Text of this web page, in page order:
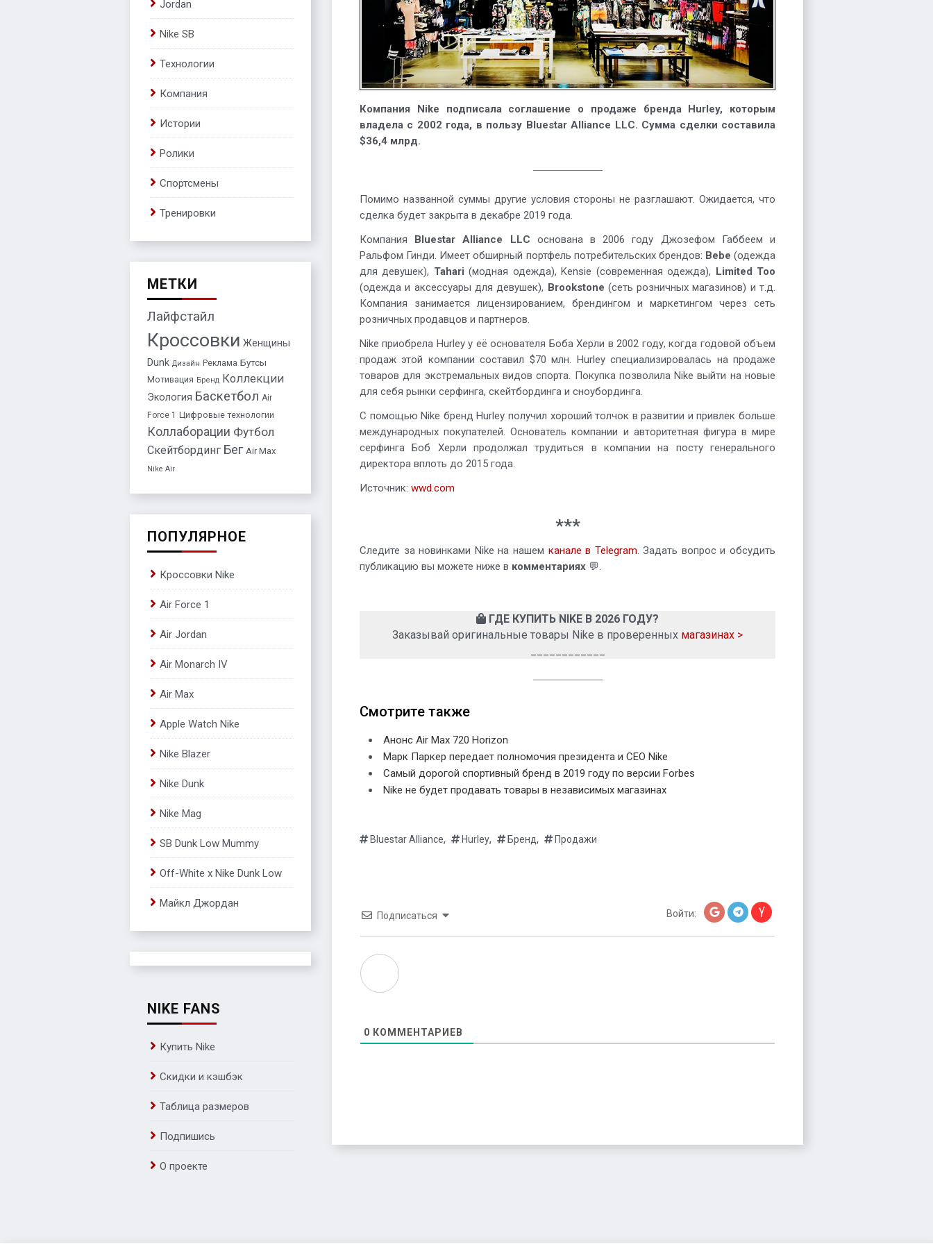
Компания Nike подписала соглашение о продаже бренда Hurley, которым
владела с 2002 года, в пользу Bluestar Alliance LLC. Сумма сделки составила
$36,4 млрд.
Помимо названной суммы другие условия стороны не разглашают. Ожидается, что
сделка будет закрыта в декабре 2019 года.
Компания Bluestar Alliance LLC основана в 2006 году Джозефом Габбеем и
Ральфом Гинди. Имеет обширный портфель потребительских брендов: Bebe (одежда
для девушек), Tahari (модная одежда), Kensie (современная одежда), Limited Too
(одежда и аксессуары для девушек), Brookstone (сеть розничных магазинов) и т.д.
Компания занимается лицензированием, брендингом и маркетингом через сеть
розничных продавцов и партнеров.
Nike приобрела Hurley у её основателя Боба Херли в 2002 году, когда годовой объем
продаж этой компании составил $70 млн. Hurley специализировалась на продаже
товаров для экстремальных видов спорта. Покупка позволила Nike выйти на новые
для себя рынки серфинга, скейтбординга и сноубординга.
С помощью Nike бренд Hurley получил хороший толчок в развитии и привлек больше
международных покупателей. Основатель компании и авторитетная фигура в мире
серфинга Боб Херли продолжал трудиться в компании на посту генерального
директора вплоть до 2015 года.
Источник: wwd.com
***
Следите за новинками Nike на нашем канале в Telegram. Задать вопрос и обсудить
публикацию вы можете ниже в комментариях 💬.
ГДЕ КУПИТЬ NIKE В 2026 ГОДУ?
Заказывай оригинальные товары Nike в проверенных магазинах >
Смотрите также
Анонс Air Max 720 Horizon
Марк Паркер передает полномочия президента и CEO Nike
Самый дорогой спортивный бренд в 2019 году по версии Forbes
Nike не будет продавать товары в независимых магазинах
Bluestar Alliance, Hurley, Бренд, Продажи
Подписаться Войти:
0 КОММЕНТАРИЕВ
Jordan
Nike SB
Технологии
Компания
Истории
Ролики
Спортсмены
Тренировки
МЕТКИ
Лайфстайл
Кроссовки Женщины
Dunk Дизайн Реклама Бутсы
Мотивация Бренд Коллекции
Экология Баскетбол Air
Force 1 Цифровые технологии
Коллаборации Футбол
Скейтбординг Бег Air Max
Nike Air
ПОПУЛЯРНОЕ
Кроссовки Nike
Air Force 1
Air Jordan
Air Monarch IV
Air Max
Apple Watch Nike
Nike Blazer
Nike Dunk
Nike Mag
SB Dunk Low Mummy
Off-White x Nike Dunk Low
Майкл Джордан
NIKE FANS
Купить Nike
Скидки и кэшбэк
Таблица размеров
Подпишись
О проекте